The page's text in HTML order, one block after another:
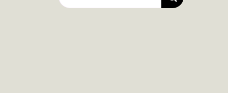
nach: